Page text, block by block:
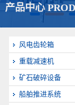
产品中心
风电齿轮箱
重载减速机
矿石破碎设备
船舶推进系统